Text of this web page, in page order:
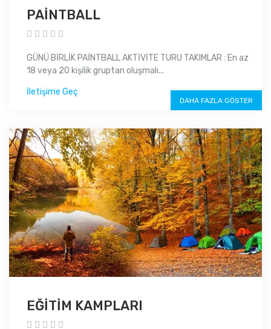
PAİNTBALL
GÜNÜ BİRLİK PAİNTBALL AKTİVİTE TURU TAKIMLAR : En az
18 veya 20 kişilik gruptan oluşmalı...
İletişime Geç
DAHA FAZLA GÖSTER
EĞİTİM KAMPLARI